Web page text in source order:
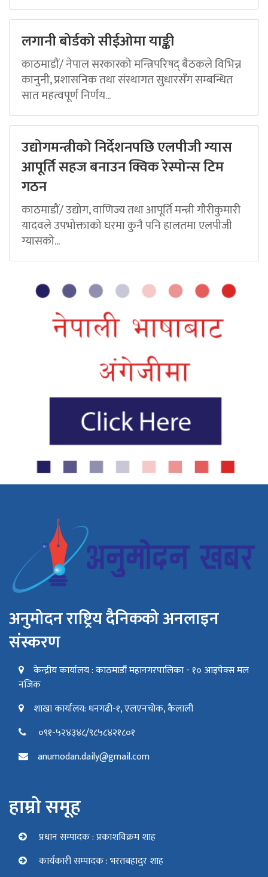
लगानी बोर्डको सीईओमा याङ्की
काठमाडौं/ नेपाल सरकारको मन्त्रिपरिषद् बैठकले विभिन्न
कानुनी, प्रशासनिक तथा संस्थागत सुधारसँग सम्बन्धित
सात महत्वपूर्ण निर्णय...
उद्योगमन्त्रीको निर्देशनपछि एलपीजी ग्यास
आपूर्ति सहज बनाउन क्विक रेस्पोन्स टिम
गठन
काठमाडौं/ उद्योग, वाणिज्य तथा आपूर्ति मन्त्री गौरीकुमारी
यादवले उपभोक्ताको घरमा कुनै पनि हालतमा एलपीजी
ग्यासको...
अनुमोदन राष्ट्रिय दैनिकको अनलाइन
संस्करण
केन्द्रीय कार्यालय : काठमाडौं महानगरपालिका - १० आइपेक्स मल
नजिक
शाखा कार्यालय: धनगढी-१, एलएनचोक, कैलाली
०९१-५२४३४८/९८५८४२१८०१
anumodan.daily@gmail.com
हाम्रो समूह
प्रधान सम्पादक : प्रकाशविक्रम शाह
कार्यकारी सम्पादक : भरतबहादुर शाह